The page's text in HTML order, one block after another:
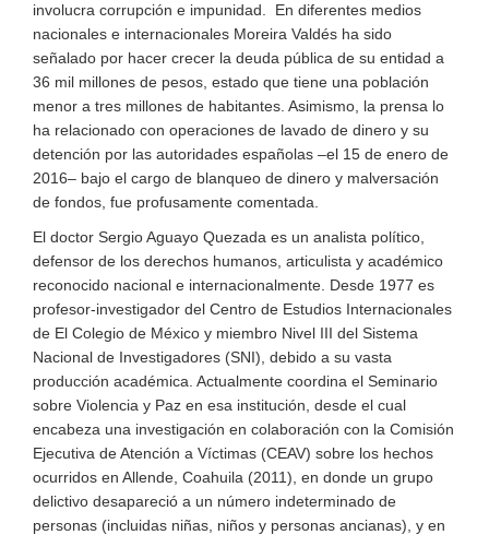
involucra corrupción e impunidad. En diferentes medios
nacionales e internacionales Moreira Valdés ha sido
señalado por hacer crecer la deuda pública de su entidad a
36 mil millones de pesos, estado que tiene una población
menor a tres millones de habitantes. Asimismo, la prensa lo
ha relacionado con operaciones de lavado de dinero y su
detención por las autoridades españolas –el 15 de enero de
2016– bajo el cargo de blanqueo de dinero y malversación
de fondos, fue profusamente comentada.
El doctor Sergio Aguayo Quezada es un analista político,
defensor de los derechos humanos, articulista y académico
reconocido nacional e internacionalmente. Desde 1977 es
profesor-investigador del Centro de Estudios Internacionales
de El Colegio de México y miembro Nivel III del Sistema
Nacional de Investigadores (SNI), debido a su vasta
producción académica. Actualmente coordina el Seminario
sobre Violencia y Paz en esa institución, desde el cual
encabeza una investigación en colaboración con la Comisión
Ejecutiva de Atención a Víctimas (CEAV) sobre los hechos
ocurridos en Allende, Coahuila (2011), en donde un grupo
delictivo desapareció a un número indeterminado de
personas (incluidas niñas, niños y personas ancianas), y en